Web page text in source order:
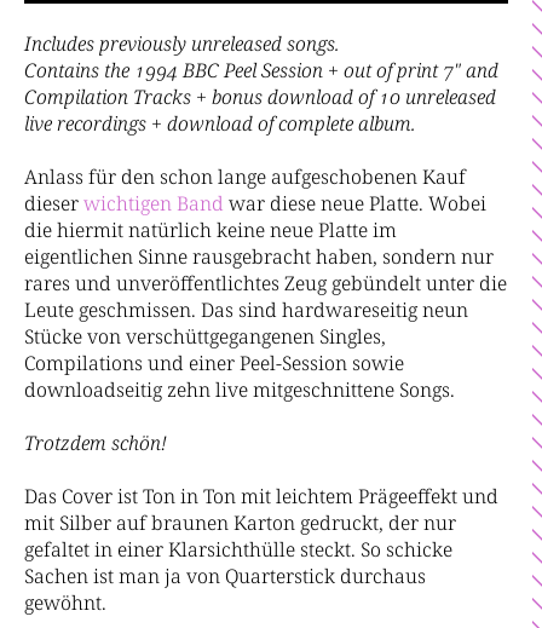
Includes previously unreleased songs.
Contains the 1994 BBC Peel Session + out of print 7" and
Compilation Tracks + bonus download of 10 unreleased
live recordings + download of complete album.
Anlass für den schon lange aufgeschobenen Kauf
dieserwichtigen Band war diese neue Platte. Wobei
die hiermit natürlich keine neue Platte im
eigentlichen Sinne rausgebracht haben, sondern nur
rares und unveröffentlichtes Zeug gebündelt unter die
Leute geschmissen. Das sind hardwareseitig neun
Stücke von verschüttgegangenen Singles,
Compilations und einer Peel-Session sowie
downloadseitig zehn live mitgeschnittene Songs.
Trotzdem schön!
Das Cover ist Ton in Ton mit leichtem Prägeeffekt und
mit Silber auf braunen Karton gedruckt, der nur
gefaltet in einer Klarsichthülle steckt. So schicke
Sachen ist man ja von Quarterstick durchaus
gewöhnt.